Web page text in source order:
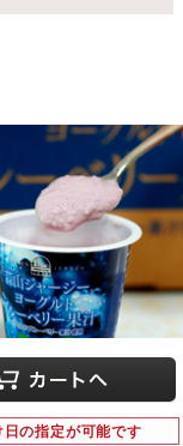
日の指定が可能です